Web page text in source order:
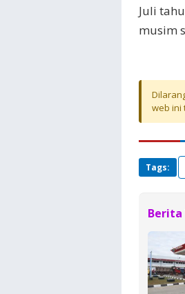
Juli
musim
web ini
Tags: